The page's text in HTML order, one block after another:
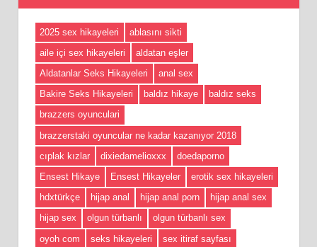
2025 sex hikayeleri
ablasını sikti
aile içi sex hikayeleri
aldatan eşler
Aldatanlar Seks Hikayeleri
anal sex
Bakire Seks Hikayeleri
baldız hikaye
baldız seks
brazzers oyunculari
brazzerstaki oyuncular ne kadar kazanıyor 2018
cıplak kızlar
dixiedamelioxxx
doedaporno
Ensest Hikaye
Ensest Hikayeler
erotik sex hikayeleri
hdxtürkçe
hijap anal hijap anal porn
hijap anal sex
hijap sex
olgun türbanlı
olgun türbanlı sex
oyoh com
seks hikayeleri
sex itiraf sayfası